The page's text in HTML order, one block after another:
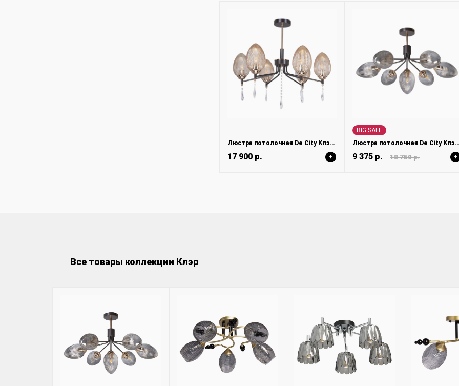
Люстра потолочная De City Клэр 463012206
17 900 р. +
BIG SALE
Люстра потолочная De City Клэр 463012307
9 375 р. 18 750 р. +
Все товары коллекции Клэр